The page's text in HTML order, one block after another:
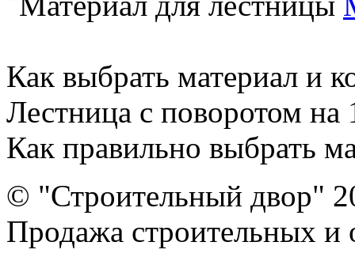
Как выбрать материал и
Лестница с поворотом
Как правильно выбрать
© "Строительный двор"
Продажа строительных и